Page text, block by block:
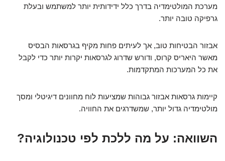
מערכת המולטימדיה בדרך כלל ידידותית יותר למשתמש ובעלת
גרפיקה טובה יותר.
אבזור הבטיחות טוב, אך לעיתים פחות מקיף בגרסאות הבסיס
מאשר היאריס קרוס, ודורש שדרוג לגרסאות יקרות יותר כדי לקבל
את כל המערכות המתקדמות.
קיימות גרסאות אבזור גבוהות שמציעות לוח מחוונים דיגיטלי ומסך
מולטימדיה גדול יותר, שמשדרגים את החוויה.
השוואה: על מה ללכת לפי טכנולוגיה?